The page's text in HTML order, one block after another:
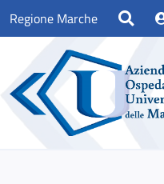
Regione Marche